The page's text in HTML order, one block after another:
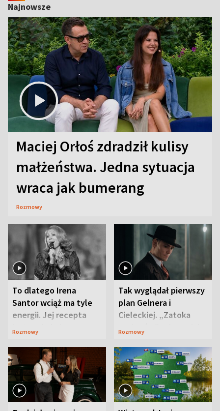
Najnowsze
Maciej Orłoś zdradził kulisy
małżeństwa. Jedna sytuacja
wraca jak bumerang
Rozmowy
To dlatego Irena
Santor wciąż ma tyle
energii. Jej recepta
jest zaskakująco
Rozmowy
Tak wyglądał pierwszy
plan Gelnera i
Cieleckiej. „Zatoka
szpiegów” od razu ich
Rozmowy